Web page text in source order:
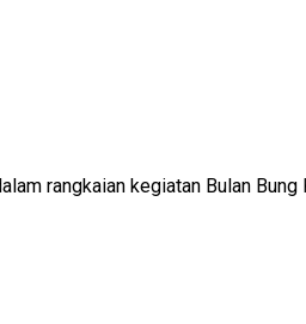
rangkaian kegiatan Bulan